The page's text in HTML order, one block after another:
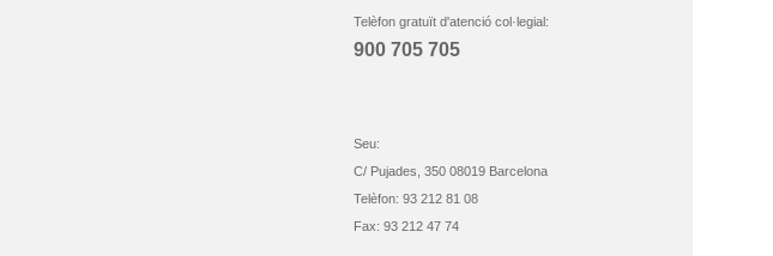
Telèfon gratuït d'atenció col·legial:
900 705 705
Seu:
C/ Pujades, 350 08019 Barcelona
Telèfon: 93 212 81 08
Fax: 93 212 47 74